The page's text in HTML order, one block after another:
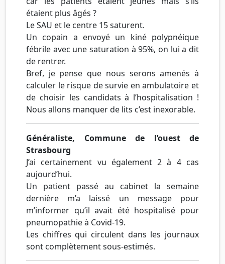
étaient plus âgés ?
Le SAU et le centre 15 saturent.
Un copain a envoyé un kiné polypnéique
fébrile avec une saturation à 95%, on lui a dit
de rentrer.
Bref, je pense que nous serons amenés à
calculer le risque de survie en ambulatoire et
de choisir les candidats à l’hospitalisation !
Nous allons manquer de lits c’est inexorable.
Généraliste, Commune de l’ouest de
Strasbourg
J’ai certainement vu également 2 à 4 cas
aujourd’hui.
Un patient passé au cabinet la semaine
dernière m’a laissé un message pour
m’informer qu’il avait été hospitalisé pour
pneumopathie à Covid-19.
Les chiffres qui circulent dans les journaux
sont complètement sous-estimés.